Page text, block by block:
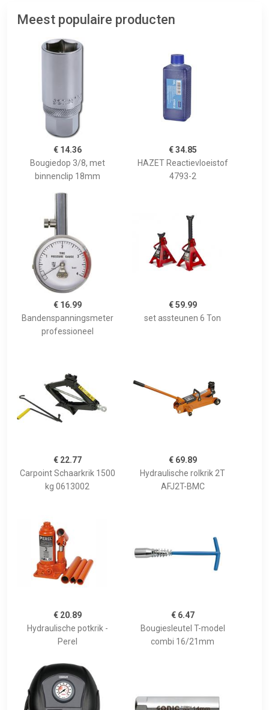
Meest populaire producten
€ 14.36
Bougiedop 3/8, met
binnenclip 18mm
€ 34.85
HAZET Reactievloeistof
4793-2
€ 16.99
Bandenspanningsmeter
professioneel
€ 59.99
set assteunen 6 Ton
€ 22.77
Carpoint Schaarkrik 1500
kg 0613002
€ 69.89
Hydraulische rolkrik 2T
AFJ2T-BMC
€ 20.89
Hydraulische potkrik -
Perel
€ 6.47
Bougiesleutel T-model
combi 16/21mm